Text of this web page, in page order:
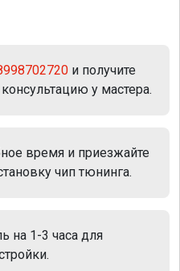
и получите
у мастера.
время и приезжайте
чип тюнинга.
на 1-3 часа для